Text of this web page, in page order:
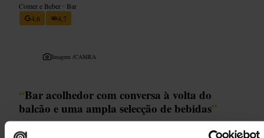
Comer e Beber • Bar
4,6
4,7
Imagem /CAMRA
“Bar acolhedor com conversa à volta do
balcão e uma ampla selecção de bebidas”